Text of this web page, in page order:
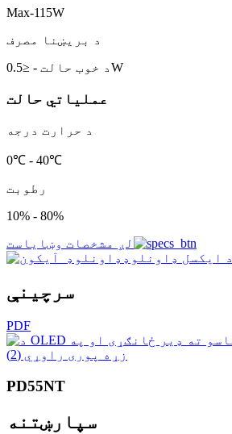
Max-115W
د بریښنا مصرف
د خوب حالت - ≤0.5W
عملیاتي حالت
د حرارت درجه
0℃ - 40℃
رطوبت
10% - 80%
لږ مشخصات وښایاست
د ایکسل ډاونلوډ
سرچینې
PDF
PD55NT
سپارښتنه